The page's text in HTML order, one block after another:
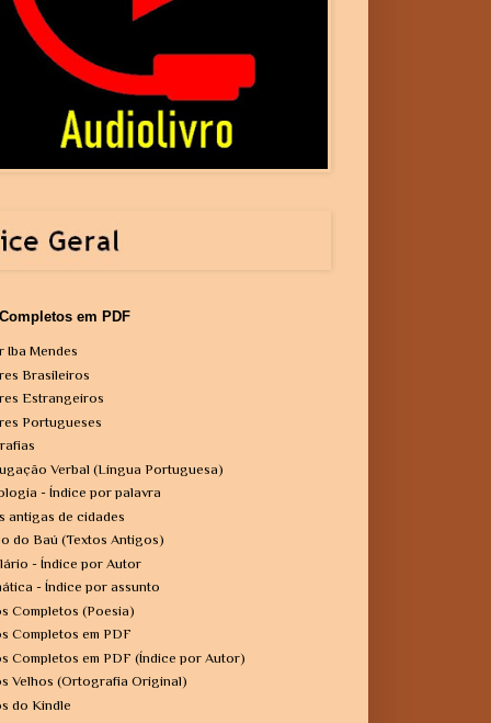
em PDF
Iba Mendes
Brasileiros
Estrangeiros
Portugueses
Verbal (Língua Portuguesa)
- Índice por palavra
antigas de cidades
do Baú (Textos Antigos)
- Índice por Autor
- Índice por assunto
Completos (Poesia)
Completos em PDF
Completos em PDF (Índice por Autor)
Velhos (Ortografia Original)
do Kindle